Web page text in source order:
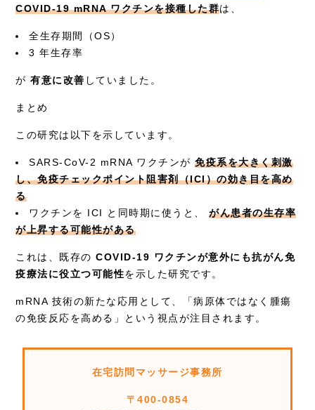
COVID-19 mRNA ワクチンを接種した群は、
全生存期間（OS）
3 年生存率
が 有意に改善 していました。
まとめ
この研究は以下を示しています。
SARS-CoV-2 mRNA ワクチンが免疫系を大きく刺激
し、免疫チェックポイント阻害剤（ICI）の効き目を高め
る
ワクチンを ICI と同時期に使うと、がん患者の生存率
が上昇する可能性がある
これは、既存のCOVID-19 ワクチンが意外にも抗がん免
疫療法に役立つ可能性を示した研究です。
mRNA 技術の新たな応用として、「病原体ではなく腫瘍
の免疫反応を高める」という視点が注目されます。
在宅訪問マッサージ事務所
〒400-0854